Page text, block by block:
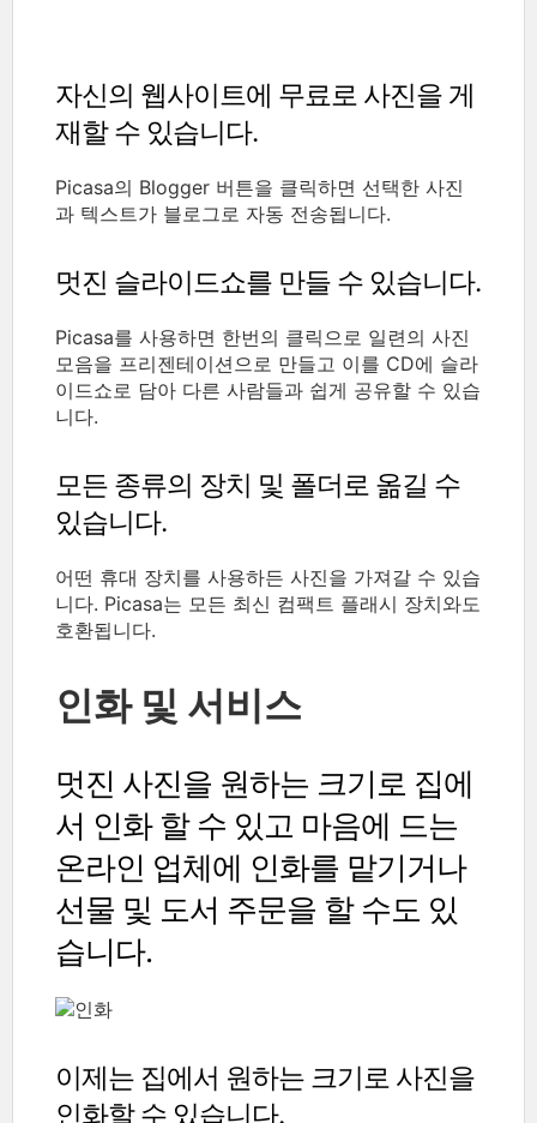
자신의 웹사이트에 무료로 사진을 게
재할 수 있습니다.
Picasa의 Blogger 버튼을 클릭하면 선택한 사진
과 텍스트가 블로그로 자동 전송됩니다.
멋진 슬라이드쇼를 만들 수 있습니다.
Picasa를 사용하면 한번의 클릭으로 일련의 사진
모음을 프리젠테이션으로 만들고 이를 CD에 슬라
이드쇼로 담아 다른 사람들과 쉽게 공유할 수 있습
니다.
모든 종류의 장치 및 폴더로 옮길 수
있습니다.
어떤 휴대 장치를 사용하든 사진을 가져갈 수 있습
니다. Picasa는 모든 최신 컴팩트 플래시 장치와도
호환됩니다.
인화 및 서비스
멋진 사진을 원하는 크기로 집에
서 인화 할 수 있고 마음에 드는
온라인 업체에 인화를 맡기거나
선물 및 도서 주문을 할 수도 있
습니다.
이제는 집에서 원하는 크기로 사진을
인화할 수 있습니다.